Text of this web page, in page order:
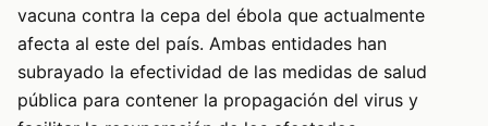
vacuna contra la cepa del ébola que actualmente
afecta al este del país. Ambas entidades han
subrayado la efectividad de las medidas de salud
pública para contener la propagación del virus y